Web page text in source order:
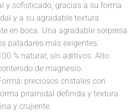
y sofisticado, gracias a su forma
y a su agradable textura
en boca. Una agradable sorpresa
paladares más exigentes.
% natural, sin aditivos. Alto
de magnesio.
preciosos cristales con
piramidal definida y textura
y crujiente.